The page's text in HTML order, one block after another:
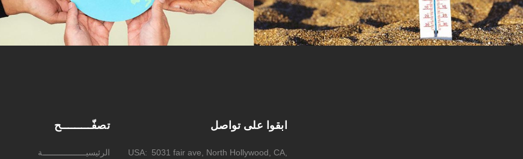
تصفّـــــــــح
الرئيسيــــــــــــــــــة
ابقوا على تواصل
USA
5031 fair ave, North Hollywood, CA,